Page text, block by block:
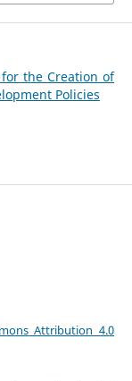
for the Creation of
Policies
Attribution 4.0